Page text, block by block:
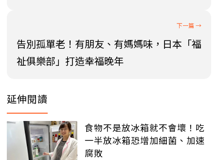
告別孤單老！有朋友、有媽媽味，日本「福
祉俱樂部」打造幸福晚年
延伸閱讀
食物不是放冰箱就不會壞！吃
一半放冰箱恐增加細菌、加速
腐敗